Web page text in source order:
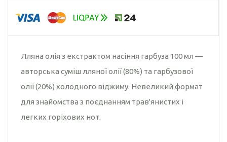
Лляна олія з екстрактом насіння гарбуза 100 мл —
авторська суміш лляної олії (80%) та гарбузової
олії (20%) холодного віджиму. Невеликий формат
для знайомства з поєднанням трав'янистих і
легких горіхових нот.